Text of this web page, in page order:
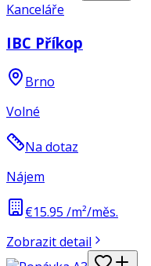
Kanceláře
IBC Příkop
Brno
Volné
Na dotaz
Nájem
€15.95 /m²/měs.
Zobrazit detail